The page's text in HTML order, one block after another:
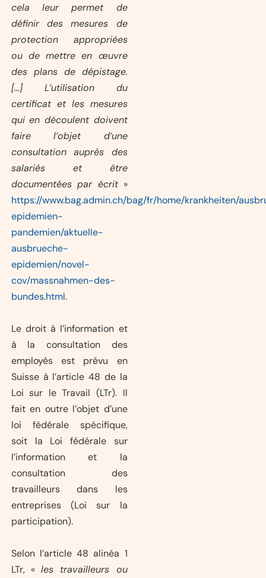
cela leur permet de
définir des mesures de
protection appropriées
ou de mettre en œuvre
des plans de dépistage.
[…] L’utilisation du
certificat et les mesures
qui en découlent doivent
faire l’objet d’une
consultation auprès des
salariés et être
documentées par écrit»
https://www.bag.admin.ch/bag/fr/home/krankheiten/
epidemien-
pandemien/aktuelle-
ausbrueche-
epidemien/novel-
cov/massnahmen-des-
bundes.html.
Le droit à l’information et
à la consultation des
employés est prévu en
Suisse à l’article 48 de la
Loi sur le Travail (LTr). Il
fait en outre l’objet d’une
loi fédérale spécifique,
soit la Loi fédérale sur
l’information et la
consultation des
travailleurs dans les
entreprises (Loi sur la
participation).
Selon l’article 48 alinéa 1
LTr, «les travailleurs ou